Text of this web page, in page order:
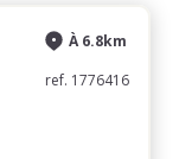
À 6.8km
ref. 1776416